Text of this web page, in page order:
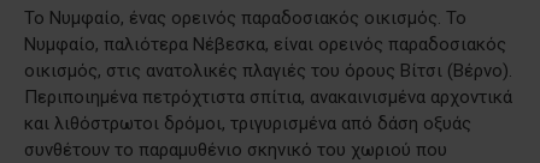
To Νυμφαίο, ένας ορεινός παραδοσιακός οικισμός. Το
Νυμφαίο, παλιότερα Νέβεσκα, είναι ορεινός παραδοσιακός
οικισμός, στις ανατολικές πλαγιές του όρους Βίτσι (Βέρνο).
Περιποιημένα πετρόχτιστα σπίτια, ανακαινισμένα αρχοντικά
και λιθόστρωτοι δρόμοι, τριγυρισμένα από δάση οξυάς
συνθέτουν το παραμυθένιο σκηνικό του χωριού που